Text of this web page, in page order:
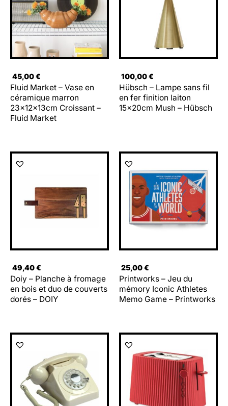
45,00€
Fluid Market – Vase en
céramique marron
23x12x13cm Croissant –
Fluid Market
100,00€
Hübsch – Lampe sans fil
en fer finition laiton
15x20cm Mush – Hübsch
49,40€
Doiy – Planche à fromage
en bois et duo de couverts
dorés – DOIY
25,00€
Printworks – Jeu du
mémory Iconic Athletes
Memo Game – Printworks